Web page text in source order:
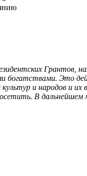
Грантов,
богатствами. Это
и народов и
В